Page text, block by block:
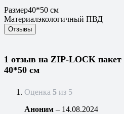
Размер40*50 см
Материалэкологичный ПВД
Отзывы
1 отзыв на ZIP-LOCK пакет
40*50 см
Оценка 5 из 5
Аноним – 14.08.2024